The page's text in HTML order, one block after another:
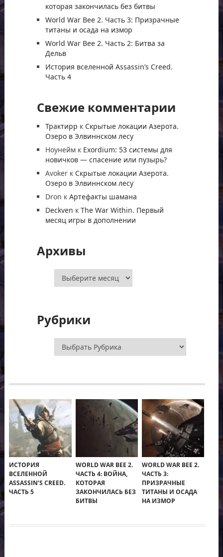
которая закончилась без битвы
World War Bee 2. Часть 3: Призрачные
титаны и осада на измор
World War Bee 2. Часть 2: Битва за
Дельв
История вселенной Assassin’s Creed.
Часть 4
Свежие комментарии
Трактирр к Скрытые локации Азерота.
Озеро в Элвиннском лесу
Ноунеймк Exordium: 53 системы для
новичков — спасение или пузырь?
Avokerк Скрытые локации Азерота.
Озеро в Элвиннском лесу
Dron к Артефакты шамана
Deckven к The War Within. Первый
месяц игры в дополнении
Архивы
Архивы
Рубрики
Рубрики
ИСТОРИЯ
ВСЕЛЕННОЙ
ASSASSIN’S CREED.
ЧАСТЬ 5
WORLD WAR BEE 2.
ЧАСТЬ 4: ВОЙНА,
КОТОРАЯ
ЗАКОНЧИЛАСЬ БЕЗ
БИТВЫ
WORLD WAR BEE 2.
ЧАСТЬ 3:
ПРИЗРАЧНЫЕ
ТИТАНЫ И ОСАДА
НА ИЗМОР